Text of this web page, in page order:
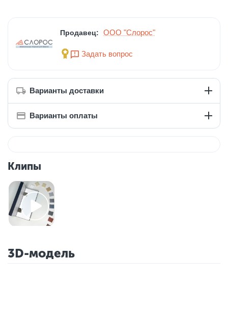
Продавец: ООО "Слорос"
Задать вопрос
Варианты доставки
Варианты оплаты
Клипы
3D-модель